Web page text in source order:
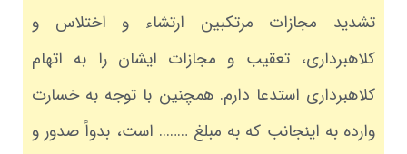
تشدید مجازات مرتکبین ارتشاء و اختلاس و
کلاهبرداری، تعقیب و مجازات ایشان را به اتهام
کلاهبرداری استدعا دارم. همچنین با توجه به خسارت
وارده به اینجانب که به مبلغ …….. است، بدواً صدور و